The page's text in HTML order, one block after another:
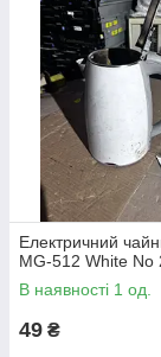
Електричний
MG-512 White No
В наявності 1 од.
49 ₴